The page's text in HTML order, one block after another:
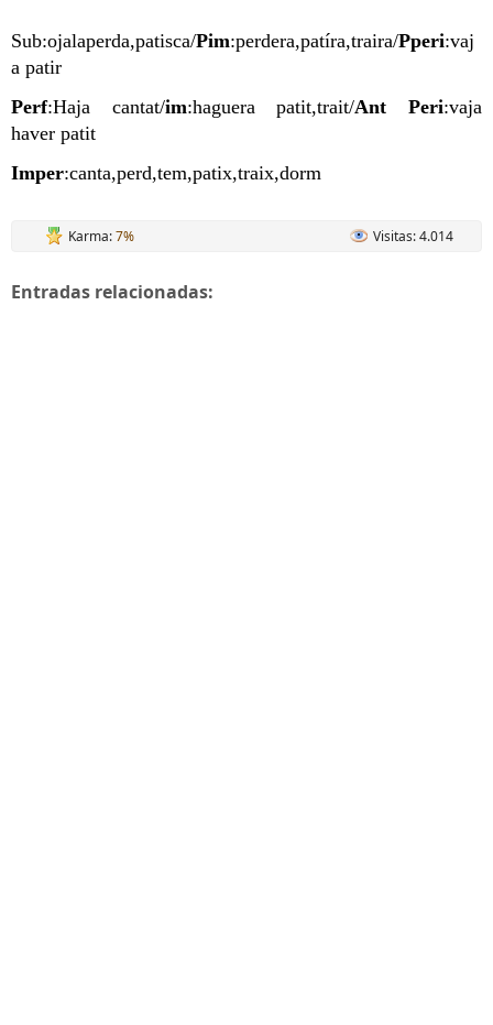
Sub:ojalaperda,patisca/Pim:perdera,patíra,traira/Pperi:vaj
a patir
Perf:Haja cantat/im:haguera patit,trait/Ant Peri:vaja
haver patit
Imper:canta,perd,tem,patix,traix,dorm
Karma:7% Visitas: 4.014
Entradas relacionadas: